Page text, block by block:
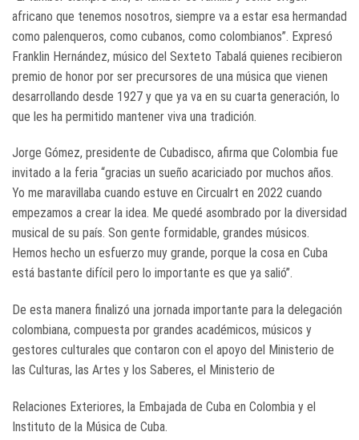
africano que tenemos nosotros, siempre va a estar esa hermandad
como palenqueros, como cubanos, como colombianos”. Expresó
Franklin Hernández, músico del Sexteto Tabalá quienes recibieron
premio de honor por ser precursores de una música que vienen
desarrollando desde 1927 y que ya va en su cuarta generación, lo
que les ha permitido mantener viva una tradición.
Jorge Gómez, presidente de Cubadisco, afirma que Colombia fue
invitado a la feria “gracias un sueño acariciado por muchos años.
Yo me maravillaba cuando estuve en Circualrt en 2022 cuando
empezamos a crear la idea. Me quedé asombrado por la diversidad
musical de su país. Son gente formidable, grandes músicos.
Hemos hecho un esfuerzo muy grande, porque la cosa en Cuba
está bastante difícil pero lo importante es que ya salió”.
De esta manera finalizó una jornada importante para la delegación
colombiana, compuesta por grandes académicos, músicos y
gestores culturales que contaron con el apoyo del Ministerio de
las Culturas, las Artes y los Saberes, el Ministerio de
Relaciones Exteriores, la Embajada de Cuba en Colombia y el
Instituto de la Música de Cuba.